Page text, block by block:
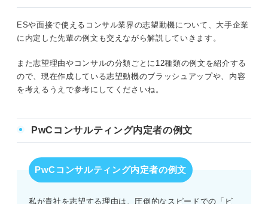
ESや面接で使えるコンサル業界の志望動機について、大手企業
に内定した先輩の例文も交えながら解説していきます。
また志望理由やコンサルの分類ごとに12種類の例文を紹介する
ので、現在作成している志望動機のブラッシュアップや、内容
を考えるうえで参考にしてくださいね。
PwCコンサルティング内定者の例文
PwCコンサルティング内定者の例文
私が貴社を志望する理由は、圧倒的なスピードでの「ビ